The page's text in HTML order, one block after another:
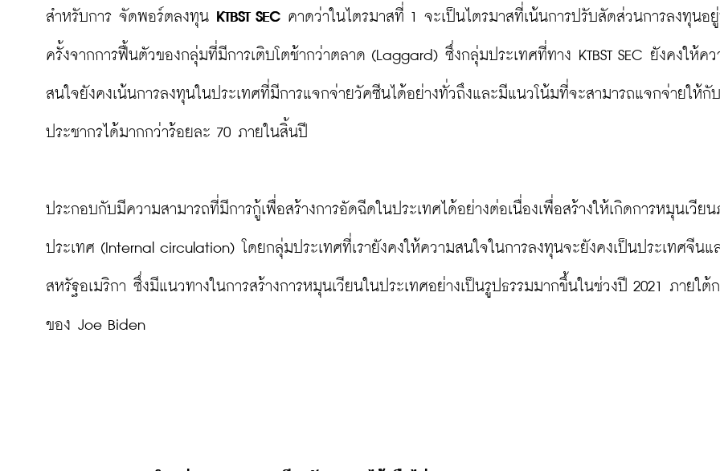
สำหรับการ จัดพอร์ตลงทุน KTBST SEC คาดว่าในไตรมาสที่ 1 จะเป็นไตรมาสที่เน้นการปรับสัดส่วนการลงทุนอ
ครั้งจากการฟื้นตัวของกลุ่มที่มีการเติบโตช้ากว่าตลาด (Laggard) ซึ่งกลุ่มประเทศที่ทาง KTBST SEC ยังคงให้คว
สนใจยังคงเน้นการลงทุนในประเทศที่มีการแจกจ่ายวัคซีนได้อย่างทั่วถึงและมีแนวโน้มที่จะสามารถแจกจ่ายให้กับ
ประชากรได้มากกว่าร้อยละ 70 ภายในสิ้นปี
ประกอบกับมีความสามารถที่มีการกู้เพื่อสร้างการอัดฉีดในประเทศได้อย่างต่อเนื่องเพื่อสร้างให้เกิดการหมุนเวียน
ประเทศ (Internal circulation) โดยกลุ่มประเทศที่เรายังคงให้ความสนใจในการลงทุนจะยังคงเป็นประเทศจีนแ
สหรัฐอเมริกา ซึ่งมีแนวทางในการสร้างการหมุนเวียนในประเทศอย่างเป็นรูปธรรมมากขึ้นในช่วงปี 2021 ภายใต้
ของ Joe Biden